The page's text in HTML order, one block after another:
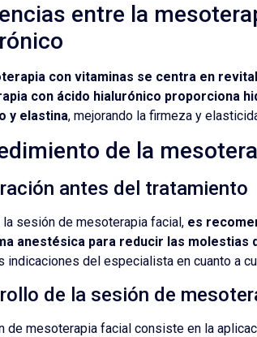
entre la
con vitaminas se centra en
con ácido hialurónico proporciona
y elastina, mejorando la firmeza y
de la
antes del tratamiento
sesión de mesoterapia facial, es
anestésica para reducir las molestias
indicaciones del especialista en cuanto a
de la sesión de
de mesoterapia facial consiste en la